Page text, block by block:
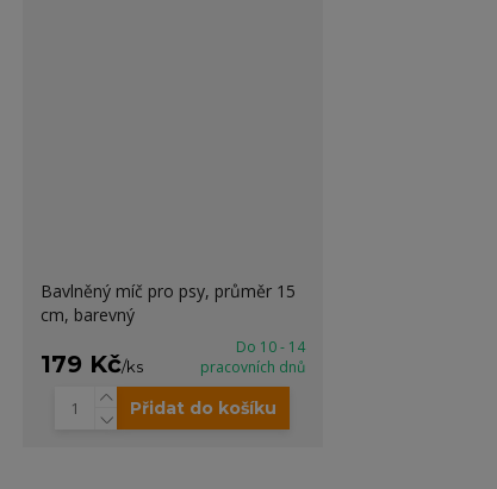
Bavlněný míč pro psy, průměr 15
cm, barevný
179 Kč/ks
Do 10 - 14
pracovních dnů
Přidat do košíku